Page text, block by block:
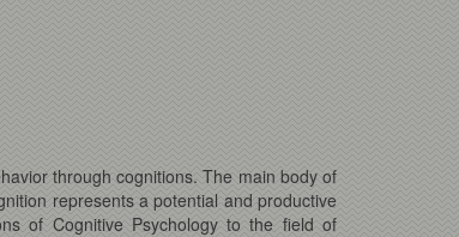
through cognitions. The main body of
represents a potential and productive
of Cognitive Psychology to the field of